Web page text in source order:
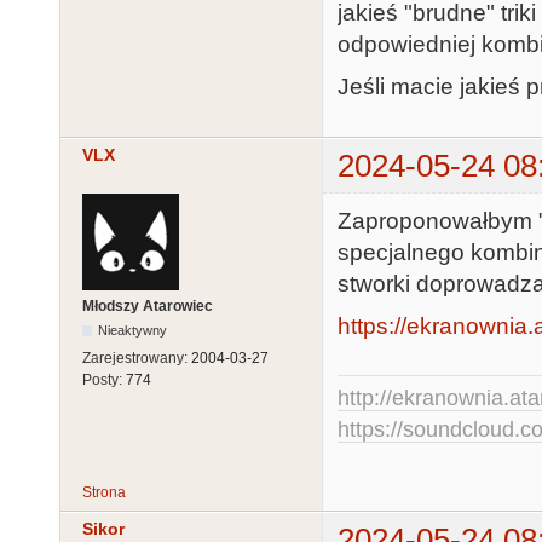
jakieś "brudne"
odpowiedniej
Jeśli macie jakieś
VLX 2024-05-24
Młodszy Atarowiec
Nieaktywny
Zarejestrowany: 2004-03-27
Posty: 774
specjalnego
stworki
https://
http://
https://
Strona
Sikor